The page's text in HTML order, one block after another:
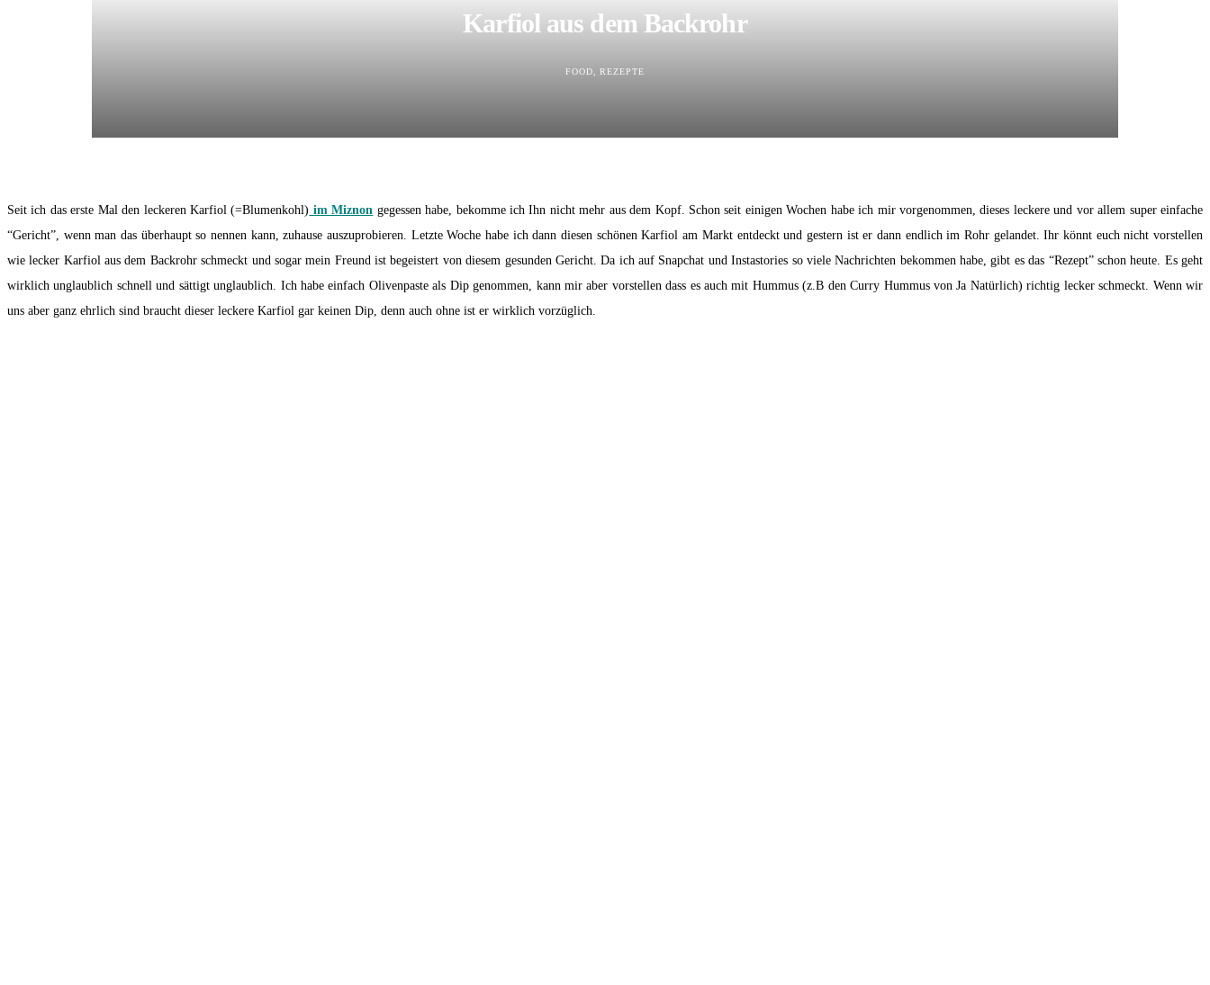
Karfiol aus dem Backrohr
FOOD REZEPTE
Seit ich das erste Mal den leckeren Karfiol (=Blumenkohl) im Miznon gegessen habe, bekomme ich Ihn nicht mehr aus dem Kopf. Schon seit einigen Wochen habe ich mir vorgenommen, dieses leckere und vor allem super einfache
“Gericht”, wenn man das überhaupt so nennen kann, zuhause auszuprobieren. Letzte Woche habe ich dann diesen schönen Karfiol am Markt entdeckt und gestern ist er dann endlich im Rohr gelandet. Ihr könnt euch nicht vorstellen
wie lecker Karfiol aus dem Backrohr schmeckt und sogar mein Freund ist begeistert von diesem gesunden Gericht. Da ich auf Snapchat und Instastories so viele Nachrichten bekommen habe, gibt es das “Rezept” schon heute. Es geht
wirklich unglaublich schnell und sättigt unglaublich. Ich habe einfach Olivenpaste als Dip genommen, kann mir aber vorstellen dass es auch mit Hummus (z.B den Curry Hummus von Ja Natürlich) richtig lecker schmeckt. Wenn wir
uns aber ganz ehrlich sind braucht dieser leckere Karfiol gar keinen Dip, denn auch ohne ist er wirklich vorzüglich.